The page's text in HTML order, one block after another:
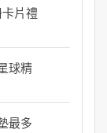
片禮
球精
最多